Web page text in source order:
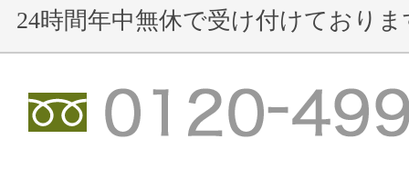
24時間年中無休で受け付けておりま